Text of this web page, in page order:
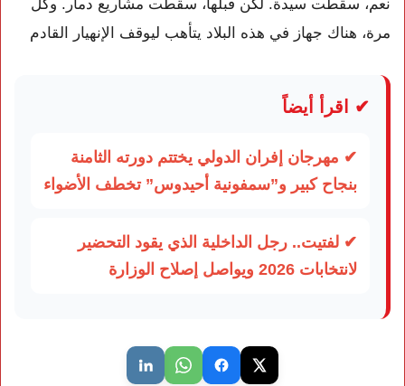
نعم، سقطت سيدة. لكن قبلها، سقطت مشاريع دمار. وكل
مرة، هناك جهاز في هذه البلاد يتأهب ليوقف الإنهيار القادم
✔ اقرأ أيضاً
✔ مهرجان إفران الدولي يختتم دورته الثامنة
بنجاح كبير و”سمفونية أحيدوس” تخطف الأضواء
✔ لفتيت.. رجل الداخلية الذي يقود التحضير
لانتخابات 2026 ويواصل إصلاح الوزارة